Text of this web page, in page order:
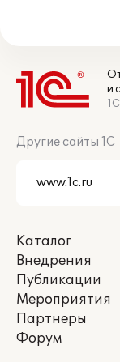
и
Другие сайты 1С
Каталог
Внедрения
Публикации
Мероприятия
Партнеры
Форум